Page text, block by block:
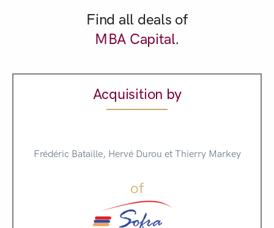
Find all deals of
MBA Capital.
Acquisition by
Frédéric Bataille, Hervé Durou et Thierry Markey
of